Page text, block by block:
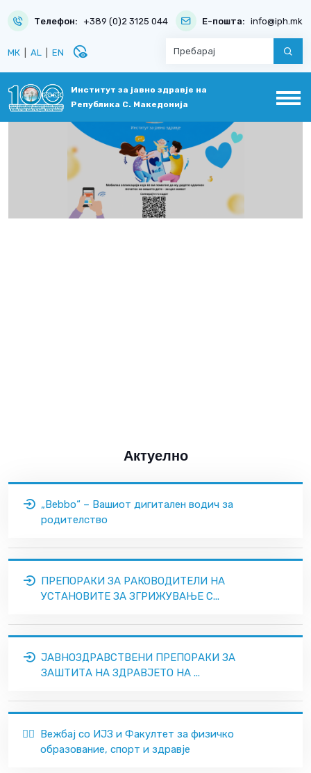
Телефон: +389 (0)2 3125 044 Е-пошта: info@iph.mk
МК AL EN disabled_visible
Институт за јавно здравје на
Република С. Македонија
Актуелно
„Bebbo“ – Вашиот дигитален водич за
родителство
ПРЕПОРАКИ ЗА РАКОВОДИТЕЛИ НА
УСТАНОВИТЕ ЗА ЗГРИЖУВАЊЕ С...
ЈАВНОЗДРАВСТВЕНИ ПРЕПОРАКИ ЗА
ЗАШТИТА НА ЗДРАВЈЕТО НА ...
🏃‍♂️ Вежбај со ИЈЗ и Факултет за физичко
образование, спорт и здравје